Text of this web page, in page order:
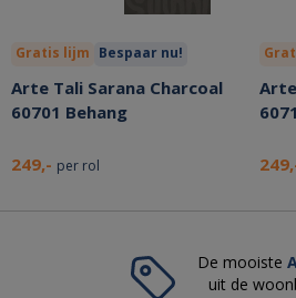
Gratis lijm Bespaar nu!
Arte Tali Sarana Charcoal
60701 Behang
249,- per rol
De mooiste
uit de